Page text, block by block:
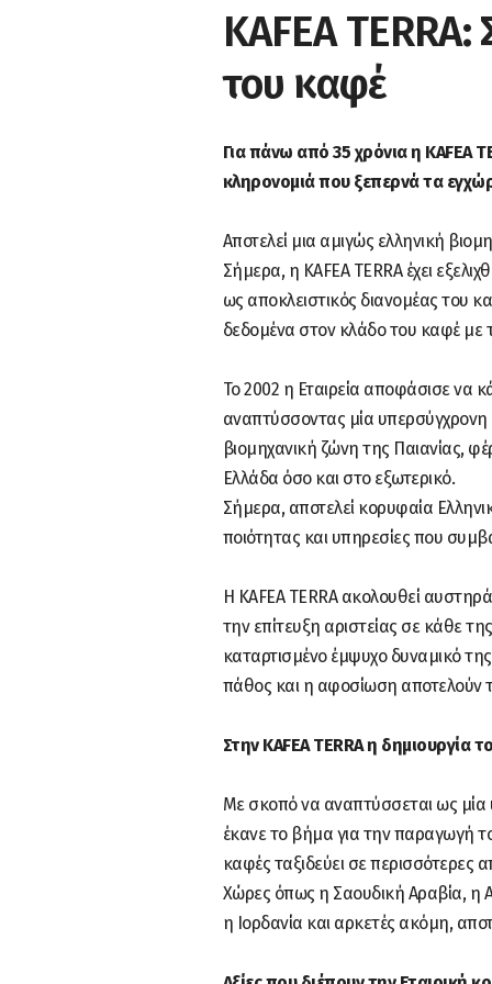
KAFEA
του καφέ
Για πάνω από 35 χρόνια η KAFEA
κληρονομιά που ξεπερνά τα
Αποτελεί μια αμιγώς ελληνική
Σήμερα, η KAFEA TERRA έχει
ως αποκλειστικός διανομέας του
δεδομένα στον κλάδο του καφέ με
Το 2002 η Εταιρεία αποφάσισε να
αναπτύσσοντας μία
βιομηχανική ζώνη της Παιανίας,
Ελλάδα όσο και στο εξωτερικό.
Σήμερα, αποτελεί κορυφαία
ποιότητας και υπηρεσίες που
Η KAFEA TERRA ακολουθεί
την επίτευξη αριστείας σε κάθε
καταρτισμένο έμψυχο δυναμικό
πάθος και η αφοσίωση αποτελούν
Στην KAFEA TERRA η δημιουργία
Με σκοπό να αναπτύσσεται ως μία
έκανε το βήμα για την παραγωγή
καφές ταξιδεύει σε
Χώρες όπως η Σαουδική Αραβία, η
η Ιορδανία και αρκετές ακόμη,